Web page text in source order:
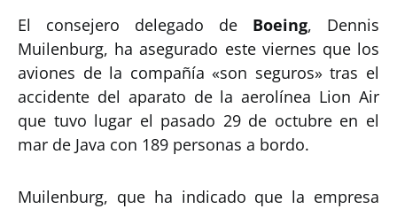
El consejero delegado de Boeing, Dennis
Muilenburg, ha asegurado este viernes que los
aviones de la compañía «son seguros» tras el
accidente del aparato de la aerolínea Lion Air
que tuvo lugar el pasado 29 de octubre en el
mar de Java con 189 personas a bordo.
Muilenburg, que ha indicado que la empresa